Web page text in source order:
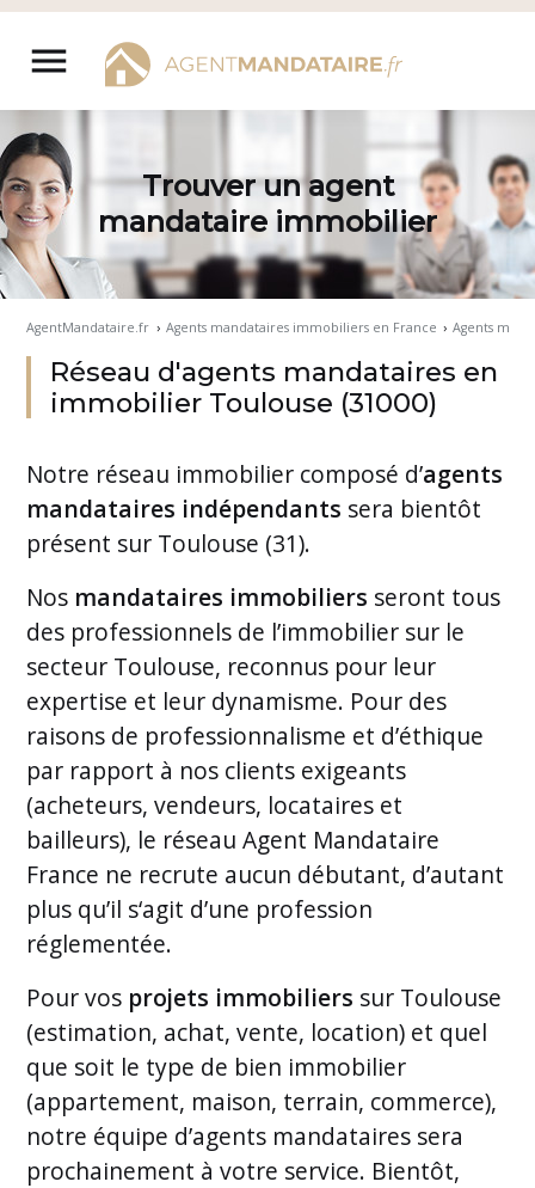
Aller
contenu
menu
Trouver un agent
mandataire immobilier
AgentMandataire.fr › Agents mandataires immobiliers en France › Agents
Réseau d'agents mandataires en
immobilier Toulouse (31000)
Notre réseau immobilier composé d’agents
mandataires indépendants sera bientôt
présent sur Toulouse (31).
Nos mandataires immobiliers seront tous
des professionnels de l’immobilier sur le
secteur Toulouse, reconnus pour leur
expertise et leur dynamisme. Pour des
raisons de professionnalisme et d’éthique
par rapport à nos clients exigeants
(acheteurs, vendeurs, locataires et
bailleurs), le réseau Agent Mandataire
France ne recrute aucun débutant, d’autant
plus qu’il s‘agit d’une profession
réglementée.
Pour vos projets immobiliers sur Toulouse
(estimation, achat, vente, location) et quel
que soit le type de bien immobilier
(appartement, maison, terrain, commerce),
notre équipe d’agents mandataires sera
prochainement à votre service. Bientôt,